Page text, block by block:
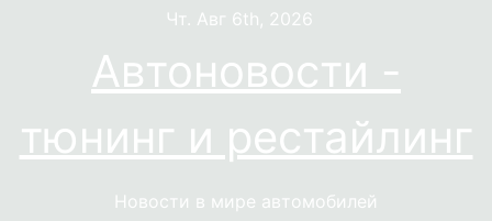
содержимому
Чт. Авг 6th, 2026
Автоновости -
тюнинг и рестайлинг
Новости в мире автомобилей